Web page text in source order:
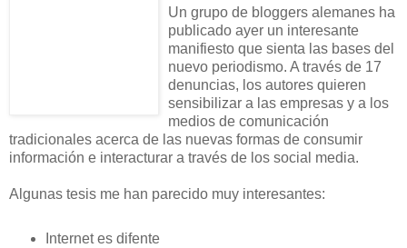
Un grupo de bloggers alemanes ha
publicado ayer un interesante
manifiesto que sienta las bases del
nuevo periodismo. A través de 17
denuncias, los autores quieren
sensibilizar a las empresas y a los
medios de comunicación
tradicionales acerca de las nuevas formas de consumir
información e interacturar a través de los social media.
Algunas tesis me han parecido muy interesantes:
Internet es difente